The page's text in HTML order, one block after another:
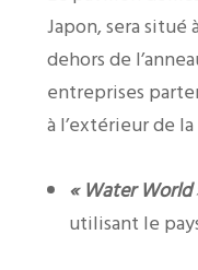
Japon, sera situé
dehors de
entreprises
à l’extérieur de
« Water World
utilisant le